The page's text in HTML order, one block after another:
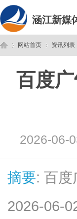
涵江新媒
网站首页
›
资讯列表
百度
2026-06-
摘要: 百
2026-06-